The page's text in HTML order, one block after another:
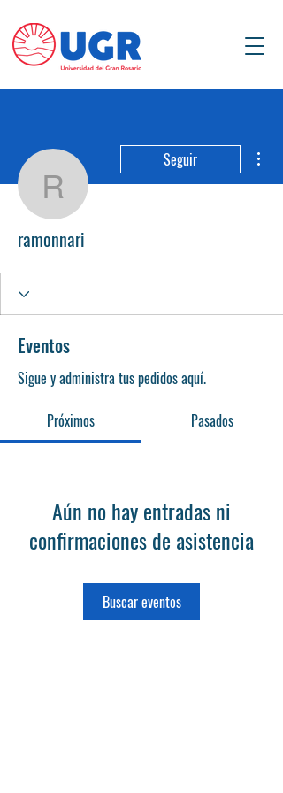
ramonnari
Seguir
ramonnari
Eventos
Sigue y administra tus pedidos aquí.
Próximos
Pasados
Aún no hay entradas ni
confirmaciones de asistencia
Buscar eventos